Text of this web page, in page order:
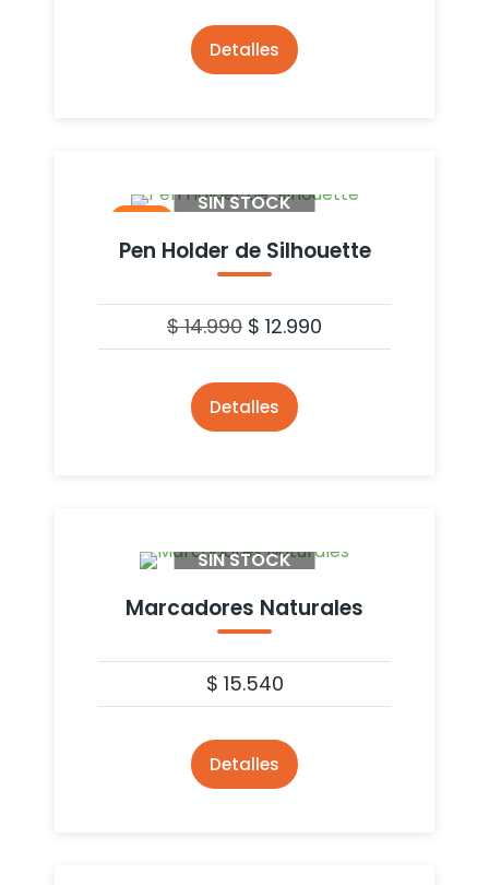
Detalles
SIN STOCK
Pen Holder de Silhouette
$14.990 $ 12.990
Detalles
SIN STOCK
Marcadores Naturales
$ 15.540
Detalles